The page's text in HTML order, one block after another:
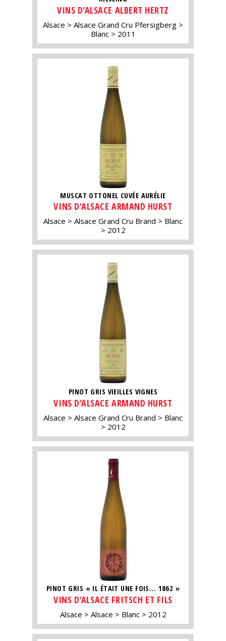
VINS D'ALSACE ALBERT HERTZ
Alsace
Alsace Grand Cru Pfersigberg
Blanc
2011
MUSCAT OTTONEL CUVÉE AURÉLIE
VINS D'ALSACE ARMAND HURST
Alsace Alsace Grand Cru Brand
Blanc
2012
PINOT GRIS VIEILLES VIGNES
VINS D'ALSACE ARMAND HURST
Alsace Alsace Grand Cru Brand
Blanc
2012
PINOT GRIS « IL ÉTAIT UNE FOIS... 1862 »
VINS D'ALSACE FRITSCH ET FILS
Alsace Alsace Blanc 2012